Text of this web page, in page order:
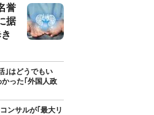
誉
据
｣はどうでもい
った｢外国人政
ンサルが｢最大リ